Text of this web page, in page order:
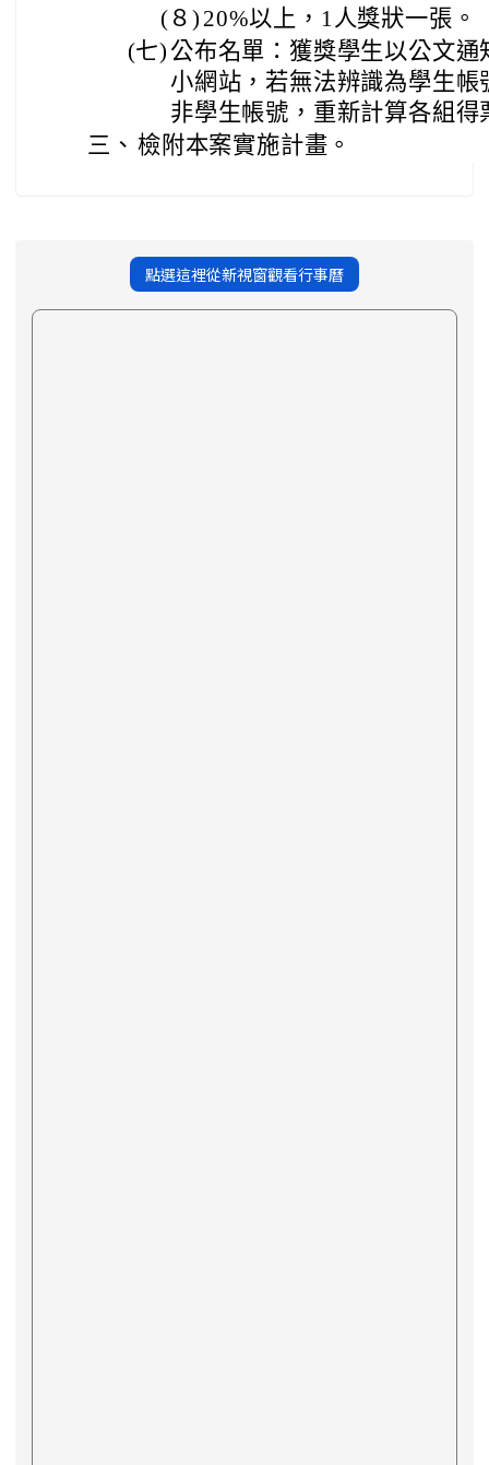
(８) 20%以上，1人獎狀一張。
(七) 公布名單：獲獎學生以公文
小網站，若無法辨識為學生
非學生帳號，重新計算各組得
三、 檢附本案實施計畫。
點選這裡從新視窗觀看行事曆